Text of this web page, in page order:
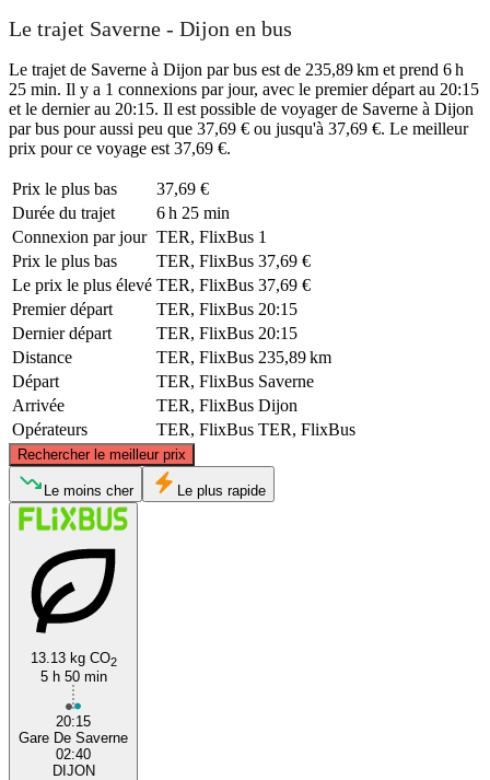
Le trajet Saverne - Dijon en bus
Le trajet de Saverne à Dijon par bus est de 235,89 km et prend 6 h
25 min. Il y a 1 connexions par jour, avec le premier départ au 20:15
et le dernier au 20:15. Il est possible de voyager de Saverne à Dijon
par bus pour aussi peu que 37,69 € ou jusqu'à 37,69 €. Le meilleur
prix pour ce voyage est 37,69 €.
Prix ​​le plus bas
37,69 €
Durée du trajet
6 h 25 min
Connexion par jour TER, FlixBus 1
Prix ​​le plus bas
TER, FlixBus 37,69 €
Le prix le plus élevé TER, FlixBus 37,69 €
Premier départ
TER, FlixBus 20:15
Dernier départ
TER, FlixBus 20:15
Distance
TER, FlixBus 235,89 km
Départ
TER, FlixBus Saverne
Arrivée
TER, FlixBus Dijon
Opérateurs
TER, FlixBus TER, FlixBus
Rechercher le meilleur prix
©CARTO , ©OpenStreetMap
Le moins cher Le plus rapide
13.13 kg CO2
5 h 50 min
20:15
Gare De Saverne
02:40
DIJON